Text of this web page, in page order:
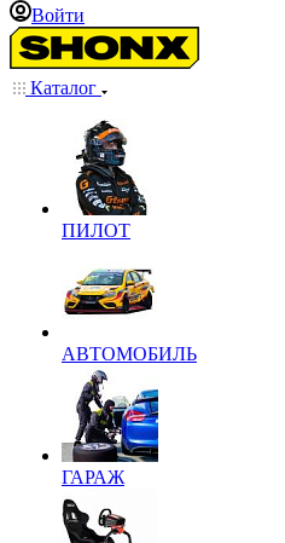
Войти
Каталог
ПИЛОТ
АВТОМОБИЛЬ
ГАРАЖ